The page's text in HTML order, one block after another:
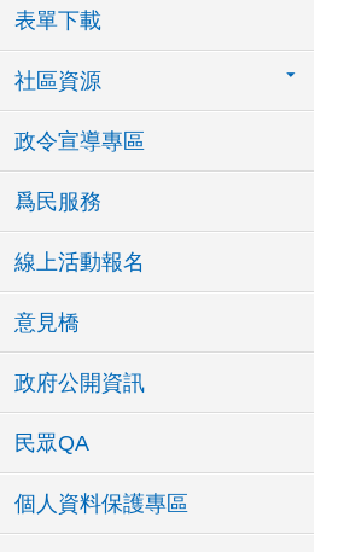
表單下載
社區資源
政令宣導專區
爲民服務
線上活動報名
意見橋
政府公開資訊
民眾QA
個人資料保護專區